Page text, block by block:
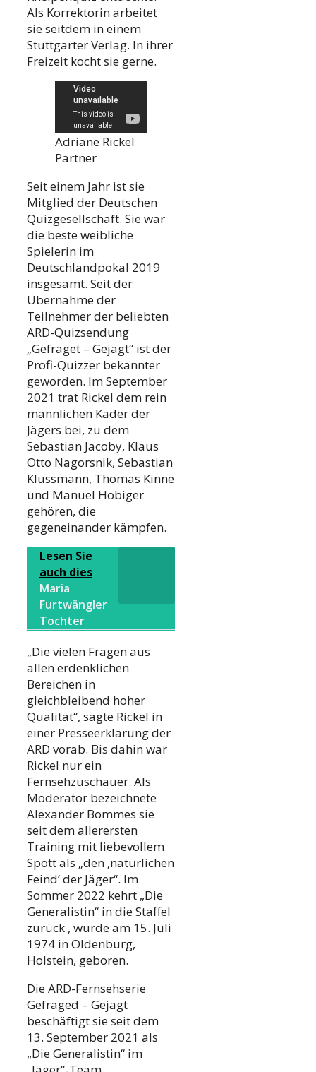
Als Korrektorin arbeitet
sie seitdem in einem
Stuttgarter Verlag. In ihrer
Freizeit kocht sie gerne.
Adriane Rickel
Partner
Seit einem Jahr ist sie
Mitglied der Deutschen
Quizgesellschaft. Sie war
die beste weibliche
Spielerin im
Deutschlandpokal 2019
insgesamt. Seit der
Übernahme der
Teilnehmer der beliebten
ARD-Quizsendung
„Gefraget – Gejagt“ ist der
Profi-Quizzer bekannter
geworden. Im September
2021 trat Rickel dem rein
männlichen Kader der
Jägers bei, zu dem
Sebastian Jacoby, Klaus
Otto Nagorsnik, Sebastian
Klussmann, Thomas Kinne
und Manuel Hobiger
gehören, die
gegeneinander kämpfen.
Lesen Sie
auch dies
Maria
Furtwängler
Tochter
„Die vielen Fragen aus
allen erdenklichen
Bereichen in
gleichbleibend hoher
Qualität“, sagte Rickel in
einer Presseerklärung der
ARD vorab. Bis dahin war
Rickel nur ein
Fernsehzuschauer. Als
Moderator bezeichnete
Alexander Bommes sie
seit dem allerersten
Training mit liebevollem
Spott als „den ‚natürlichen
Feind‘ der Jäger“. Im
Sommer 2022 kehrt „Die
Generalistin“ in die Staffel
zurück , wurde am 15. Juli
1974 in Oldenburg,
Holstein, geboren.
Die ARD-Fernsehserie
Gefraged – Gejagt
beschäftigt sie seit dem
13. September 2021 als
„Die Generalistin“ im